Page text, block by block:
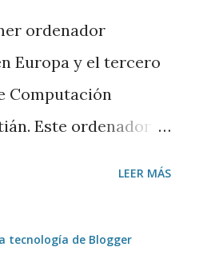
ordenador
Europa y el tercero
Computación
Este ordenador
funcionamiento.
LEER MÁS
tecnología de Blogger